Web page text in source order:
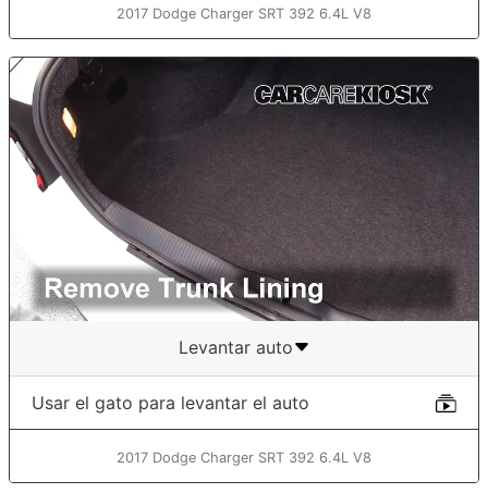
2017 Dodge Charger SRT 392 6.4L V8
Levantar auto
Usar el gato para levantar el auto
2017 Dodge Charger SRT 392 6.4L V8